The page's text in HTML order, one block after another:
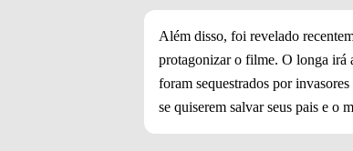
Além disso, foi revelado
protagonizar o filme. O longa irá
foram sequestrados por
se quiserem salvar seus pais e o